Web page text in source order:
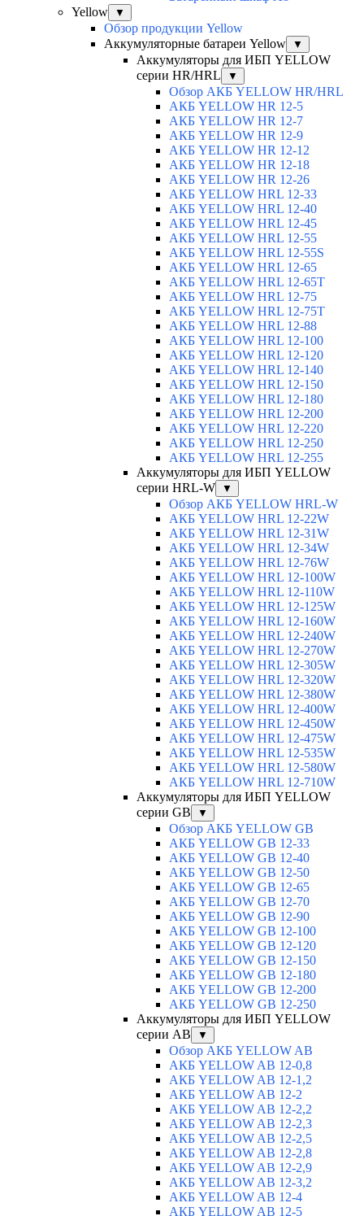
Yellow
▼
Обзор продукции Yellow
Аккумуляторные батареи Yellow
▼
Аккумуляторы для ИБП YELLOW
серии HR/HRL
▼
Обзор АКБ YELLOW HR/HRL
АКБ YELLOW HR 12-5
АКБ YELLOW HR 12-7
АКБ YELLOW HR 12-9
АКБ YELLOW HR 12-12
АКБ YELLOW HR 12-18
АКБ YELLOW HR 12-26
АКБ YELLOW HRL 12-33
АКБ YELLOW HRL 12-40
АКБ YELLOW HRL 12-45
АКБ YELLOW HRL 12-55
АКБ YELLOW HRL 12-55S
АКБ YELLOW HRL 12-65
АКБ YELLOW HRL 12-65T
АКБ YELLOW HRL 12-75
АКБ YELLOW HRL 12-75Т
АКБ YELLOW HRL 12-88
АКБ YELLOW HRL 12-100
АКБ YELLOW HRL 12-120
АКБ YELLOW HRL 12-140
АКБ YELLOW HRL 12-150
АКБ YELLOW HRL 12-180
АКБ YELLOW HRL 12-200
АКБ YELLOW HRL 12-220
АКБ YELLOW HRL 12-250
АКБ YELLOW HRL 12-255
Аккумуляторы для ИБП YELLOW
серии HRL-W
▼
Обзор АКБ YELLOW HRL-W
АКБ YELLOW HRL 12-22W
АКБ YELLOW HRL 12-31W
АКБ YELLOW HRL 12-34W
АКБ YELLOW HRL 12-76W
АКБ YELLOW HRL 12-100W
АКБ YELLOW HRL 12-110W
АКБ YELLOW HRL 12-125W
АКБ YELLOW HRL 12-160W
АКБ YELLOW HRL 12-240W
АКБ YELLOW HRL 12-270W
АКБ YELLOW HRL 12-305W
АКБ YELLOW HRL 12-320W
АКБ YELLOW HRL 12-380W
АКБ YELLOW HRL 12-400W
АКБ YELLOW HRL 12-450W
АКБ YELLOW HRL 12-475W
АКБ YELLOW HRL 12-535W
АКБ YELLOW HRL 12-580W
АКБ YELLOW HRL 12-710W
Аккумуляторы для ИБП YELLOW
серии GB
▼
Обзор АКБ YELLOW GB
АКБ YELLOW GB 12-33
АКБ YELLOW GB 12-40
АКБ YELLOW GB 12-50
АКБ YELLOW GB 12-65
АКБ YELLOW GB 12-70
АКБ YELLOW GB 12-90
АКБ YELLOW GB 12-100
АКБ YELLOW GB 12-120
АКБ YELLOW GB 12-150
АКБ YELLOW GB 12-180
АКБ YELLOW GB 12-200
АКБ YELLOW GB 12-250
Аккумуляторы для ИБП YELLOW
серии AB
▼
Обзор АКБ YELLOW AB
АКБ YELLOW AB 12-0,8
АКБ YELLOW AB 12-1,2
АКБ YELLOW AB 12-2
АКБ YELLOW AB 12-2,2
АКБ YELLOW AB 12-2,3
АКБ YELLOW AB 12-2,5
АКБ YELLOW AB 12-2,8
АКБ YELLOW AB 12-2,9
АКБ YELLOW AB 12-3,2
АКБ YELLOW AB 12-4
АКБ YELLOW AB 12-5